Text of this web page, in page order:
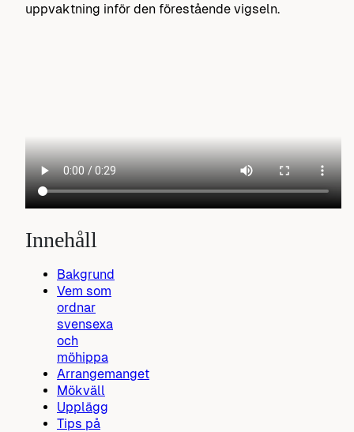
uppvaktning inför den förestående vigseln.
Innehåll
Bakgrund
Vem som
ordnar
svensexa
och
möhippa
Arrangemanget
Mökväll
Upplägg
Tips på